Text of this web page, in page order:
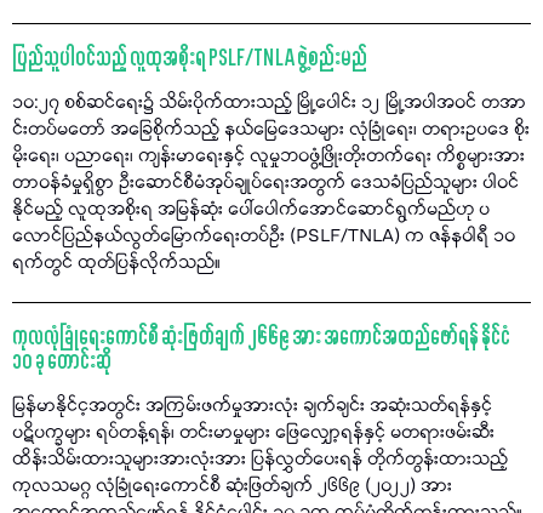
ပြည်သူပါဝင်သည့် လူထုအစိုးရ PSLF/TNLA ဖွဲ့စည်းမည်
၁၀:၂၇ စစ်ဆင်ရေး၌ သိမ်းပိုက်ထားသည့် မြို့ပေါင်း ၁၂ မြို့အပါအဝင် တအာ
င်းတပ်မတော် အခြေစိုက်သည့် နယ်မြေဒေသများ လုံခြုံရေး၊ တရားဥပဒေ စိုး
မိုးရေး၊ ပညာရေး၊ ကျန်းမာရေးနှင့် လူမှုဘဝဖွံ့ဖြိုးတိုးတက်ရေး ကိစ္စများအား
တာဝန်ခံမှုရှိစွာ ဦးဆောင်စီမံအုပ်ချုပ်ရေးအတွက် ဒေသခံပြည်သူများ ပါဝင်
နိုင်မည့် လူထုအစိုးရ အမြန်ဆုံး ပေါ်ပေါက်အောင်ဆောင်ရွက်မည်ဟု ပ
လောင်ပြည်နယ်လွတ်မြောက်ရေးတပ်ဦး (PSLF/TNLA) က ဇန်နဝါရီ ၁၀
ရက်တွင် ထုတ်ပြန်လိုက်သည်။
ကုလလုံခြုံရေးကောင်စီ ဆုံးဖြတ်ချက် ၂၆၆၉ အား အကောင်အထည်ဖော်ရန် နိုင်ငံ
၁၀ ခု တောင်းဆို
မြန်မာနိုင်င့အတွင်း အကြမ်းဖက်မှုအားလုံး ချက်ချင်း အဆုံးသတ်ရန်နှင့်
ပဋိပက္ခများ ရပ်တန့်ရန်၊ တင်းမာမှုများ ဖြေလျှော့ရန်နှင့် မတရားဖမ်းဆီး
ထိန်းသိမ်းထားသူများအားလုံးအား ပြန်လွှတ်ပေးရန် တိုက်တွန်းထားသည့်
ကုလသမဂ္ဂ လုံခြုံရေးကောင်စီ ဆုံးဖြတ်ချက် ၂၆၆၉ (၂၀၂၂) အား